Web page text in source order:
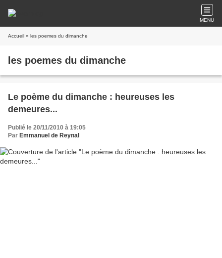
MENU
Accueil » les poemes du dimanche
les poemes du dimanche
Le poème du dimanche : heureuses les
demeures...
Publié le 20/11/2010 à 19:05
Par Emmanuel de Reynal